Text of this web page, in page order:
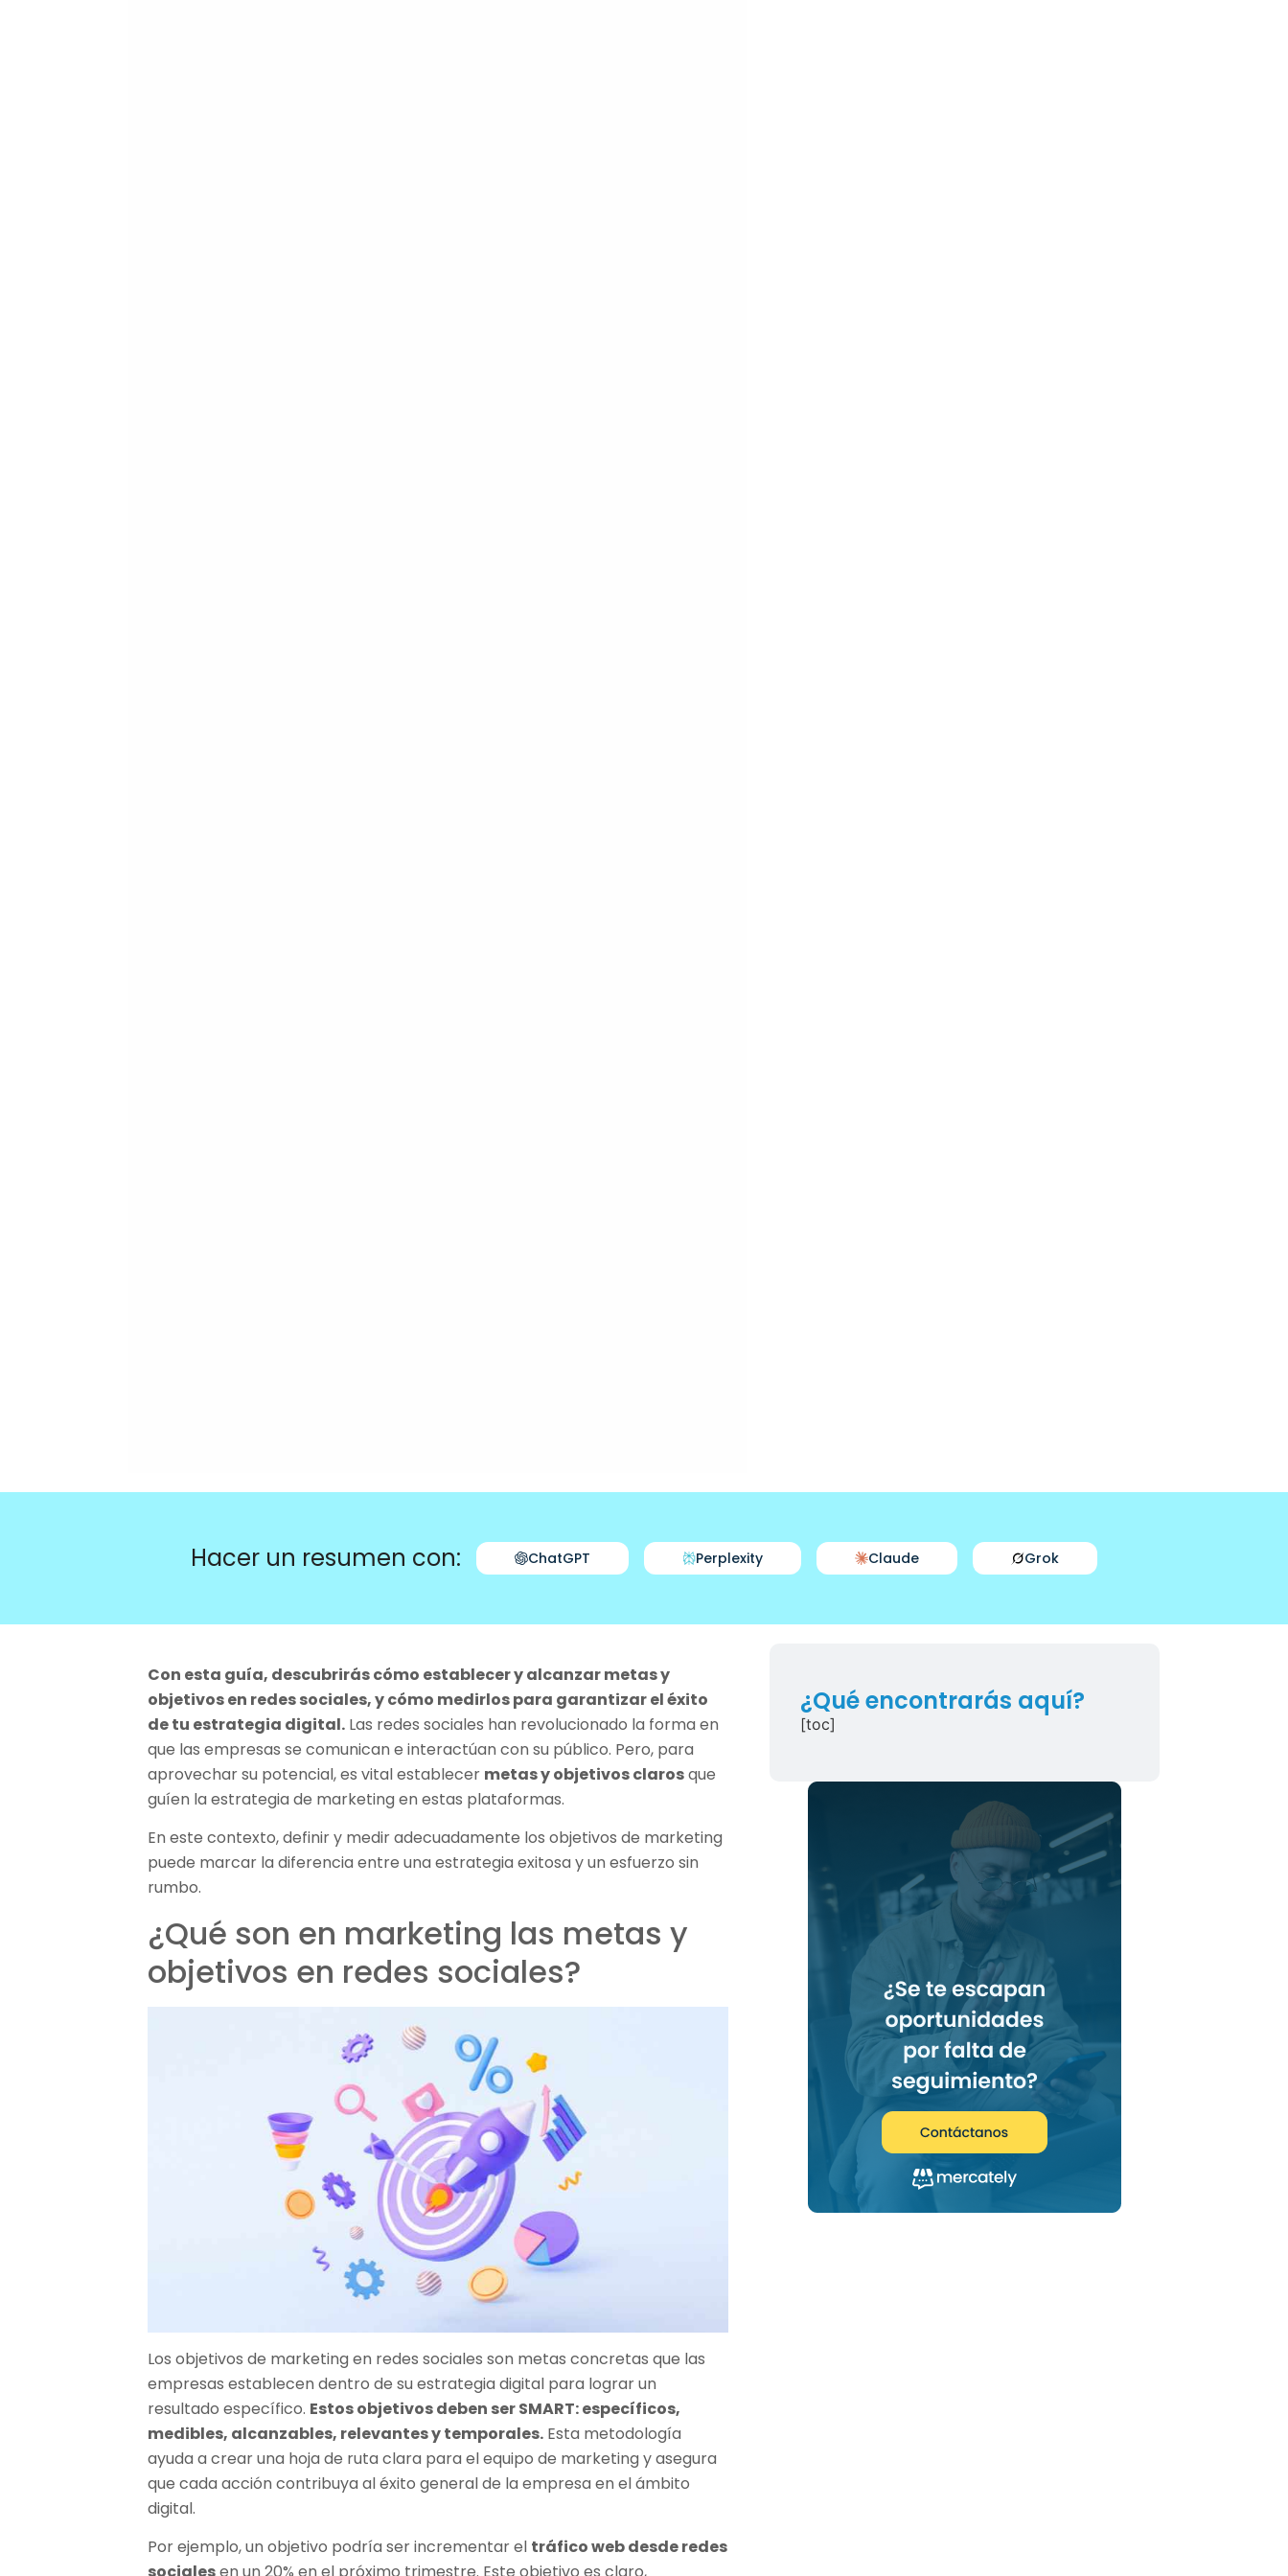
Hacer un resumen con: ChatGPT Perplexity Claude Grok
Con esta guía, descubrirás cómo establecer y alcanzar metas y
objetivos en redes sociales, y cómo medirlos para garantizar el éxito
de tu estrategia digital. Las redes sociales han revolucionado la forma en
que las empresas se comunican e interactúan con su público. Pero, para
aprovechar su potencial, es vital establecer metas y objetivos clarosque
guíen la estrategia de marketing en estas plataformas.
En este contexto, definir y medir adecuadamente los objetivos de marketing
puede marcar la diferencia entre una estrategia exitosa y un esfuerzo sin
rumbo.
¿Qué son en marketing las metas y
objetivos en redes sociales?
Los objetivos de marketing en redes sociales son metas concretas que las
empresas establecen dentro de su estrategia digital para lograr un
resultado específico. Estos objetivos deben ser SMART: específicos,
medibles, alcanzables, relevantes y temporales. Esta metodología
ayuda a crear una hoja de ruta clara para el equipo de marketing y asegura
que cada acción contribuya al éxito general de la empresa en el ámbito
digital.
Por ejemplo, un objetivo podría ser incrementar el tráfico web desde redes
¿Qué encontrarás aquí?
[toc]